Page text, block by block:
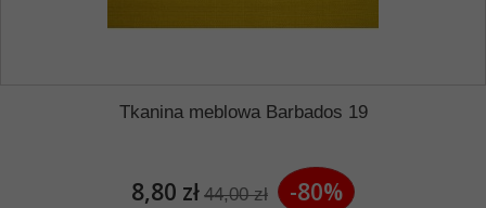
Tkanina meblowa Barbados 19
8,80 zł 44,00 zł -80%